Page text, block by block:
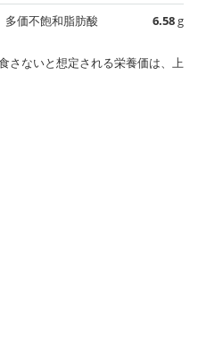
多価不飽和脂肪酸
6.58g
さないと想定される栄養価は、上